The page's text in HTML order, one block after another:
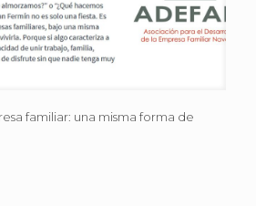
familiar: una misma forma de